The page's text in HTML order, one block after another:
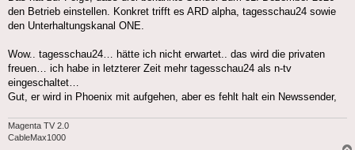
den Betrieb einstellen. Konkret trifft es ARD alpha, tagesschau24 sowie
den Unterhaltungskanal ONE.
Wow.. tagesschau24… hätte ich nicht erwartet.. das wird die privaten
freuen… ich habe in letzterer Zeit mehr tagesschau24 als n-tv
eingeschaltet…
Gut, er wird in Phoenix mit aufgehen, aber es fehlt halt ein Newssender,
Magenta TV 2.0
CableMax1000